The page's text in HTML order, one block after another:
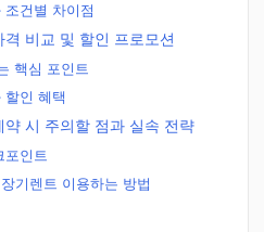
건별 차이점
비교 및 할인 프로모션
핵심 포인트
할인 혜택
시 주의할 점과 실속 전략
포인트
기렌트 이용하는 방법